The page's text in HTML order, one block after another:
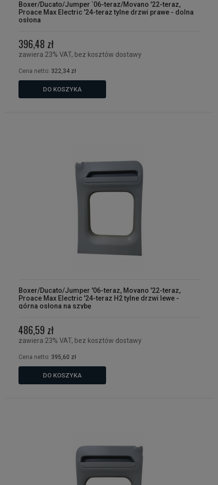
Boxer/Ducato/Jumper `06-teraz/Movano '22-teraz,
Proace Max Electric '24-teraz tylne drzwi prawe - dolna
osłona
396,48 zł
zawiera 23% VAT, bez kosztów dostawy
Cena netto: 322,34 zł
DO KOSZYKA
Boxer/Ducato/Jumper '06-teraz, Movano '22-teraz,
Proace Max Electric '24-teraz H2 tylne drzwi lewe -
górna osłona na szybę
486,59 zł
zawiera 23% VAT, bez kosztów dostawy
Cena netto: 395,60 zł
DO KOSZYKA